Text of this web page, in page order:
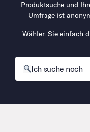
Produktsuche und
Umfrage ist
Wählen Sie einfach
Ich suche noch